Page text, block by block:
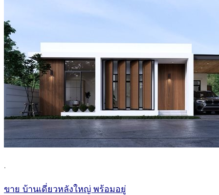
.
ขาย บ้านเดี่ยวหลังใหญ่ พร้อมอยู่